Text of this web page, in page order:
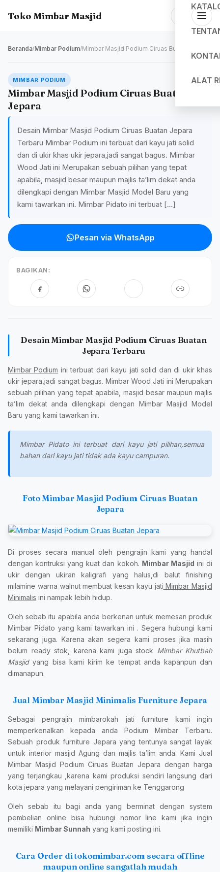
Toko Mimbar Masjid
ALAT
Beranda/Mimbar Podium/Mimbar Masjid Podium Ciruas Buatan Jepara
MIMBAR PODIUM
Mimbar Masjid Podium Ciruas Buatan
Jepara
Desain Mimbar Masjid Podium Ciruas Buatan Jepara
Terbaru Mimbar Podium ini terbuat dari kayu jati solid
dan di ukir khas ukir jepara,jadi sangat bagus. Mimbar
Wood Jati ini Merupakan sebuah pilihan yang tepat
apabila, masjid besar maupun majlis ta’lim dekat anda
dilengkapi dengan Mimbar Masjid Model Baru yang
kami tawarkan ini. Mimbar Pidato ini terbuat […]
Pesan via WhatsApp
BAGIKAN:
Desain Mimbar Masjid Podium Ciruas Buatan
Jepara Terbaru
Mimbar Podium ini terbuat dari kayu jati solid dan di ukir khas
ukir jepara,jadi sangat bagus. Mimbar Wood Jati ini Merupakan
sebuah pilihan yang tepat apabila, masjid besar maupun majlis
ta’lim dekat anda dilengkapi dengan Mimbar Masjid Model
Baru yang kami tawarkan ini.
Mimbar Pidato ini terbuat dari kayu jati pilihan,semua
bahan dari kayu jati tidak ada kayu campuran.
Foto Mimbar Masjid Podium Ciruas Buatan
Jepara
Di proses secara manual oleh pengrajin kami yang handal
dengan kontruksi yang kuat dan kokoh. Mimbar Masjid ini di
ukir dengan ukiran kaligrafi yang halus,di balut finishing
milamine warna walnut membuat kesan kayu jati Mimbar Masjid
Minimalis ini nampak lebih hidup.
Oleh sebab itu apabila anda berkenan untuk memesan produk
Mimbar Pidato yang kami tawarkan ini . Segera hubungi kami
sekarang juga. Karena akan segera kami proses jika masih
belum ready stok, karena kami juga stock Mimbar Khutbah
Masjidyang bisa kami kirim ke tempat anda kapanpun dan
dimanapun.
Jual Mimbar Masjid Minimalis Furniture Jepara
Sebagai pengrajin mimbarokah jati furniture kami ingin
memperkenalkan kepada anda Podium Mimbar Terbaru.
Sebuah produk furniture Jepara yang tentunya sangat layak
untuk interior masjid Agung dan majlis ta’lim anda. Kami Jual
Mimbar Masjid Podium Ciruas Buatan Jepara dengan harga
yang terjangkau ,karena kami produksi sendiri langsung dari
kota jepara yang melayani pengiriman ke Tenggarong
Oleh sebab itu bagi anda yang berminat dengan system
pembelian online bisa hubungi nomor line kami jika ingin
memiliki Mimbar Sunnah yang kami posting ini.
Cara Order di tokomimbar.com secara offline
maupun online sangatlah mudah